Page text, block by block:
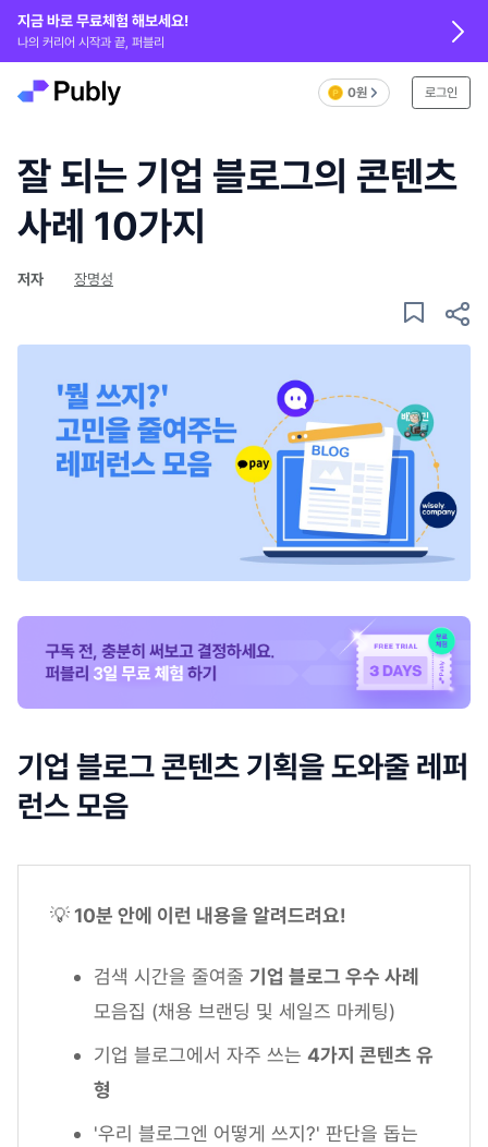
지금 바로 무료체험 해보세요!
나의 커리어 시작과 끝, 퍼블리
0원 로그인
잘 되는 기업 블로그의 콘텐츠
사례 10가지
저자 장명성
기업 블로그 콘텐츠 기획을 도와줄 레퍼
런스 모음
💡10분 안에 이런 내용을 알려드려요!
검색 시간을 줄여줄 기업 블로그 우수 사례
모음집 (채용 브랜딩 및 세일즈 마케팅)
기업 블로그에서 자주 쓰는 4가지 콘텐츠 유
형
'우리 블로그엔 어떻게 쓰지?' 판단을 돕는